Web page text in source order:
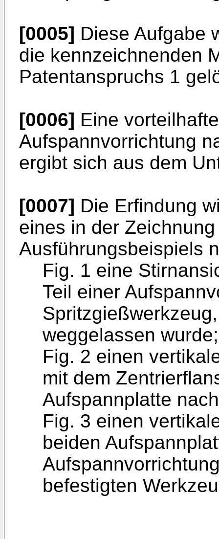
[0005] Diese Aufgabe
die kennzeichnenden
Patentanspruchs 1
[0006] Eine
Aufspannvorrichtung
ergibt sich aus dem
[0007] Die Erfindung
eines in der
Ausführungsbeispiels
Fig. 1 eine
Teil einer
weggelassen wurde;
Fig. 2 einen
mit dem
Aufspannplatte
Fig. 3 einen
beiden
befestigten